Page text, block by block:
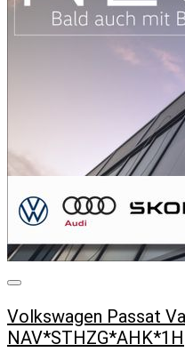
Volkswagen Passat
NAV*STHZG*AHK*1H